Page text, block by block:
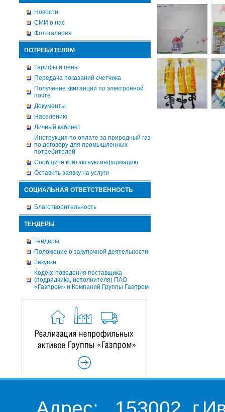
Новости
СМИ о нас
Фотогалерея
ПОТРЕБИТЕЛЯМ
Тарифы и цены
Передача показаний счетчика
Получение квитанции по электронной
почте
Документы
Населению
Личный кабинет
Инструкция по оплате за природный газ
по договору для промышленных
потребителей
Сообщите контактную информацию
Оставить заявку на услуги
СОЦИАЛЬНАЯ ОТВЕТСТВЕННОСТЬ
Благотворительность
ТЕНДЕРЫ
Тендеры
Положение о закупочной деятельности
Закупки
Кодекс поведения поставщика
(подрядчика, исполнителя) ПАО
«Газпром» и Компаний Группы Газпром